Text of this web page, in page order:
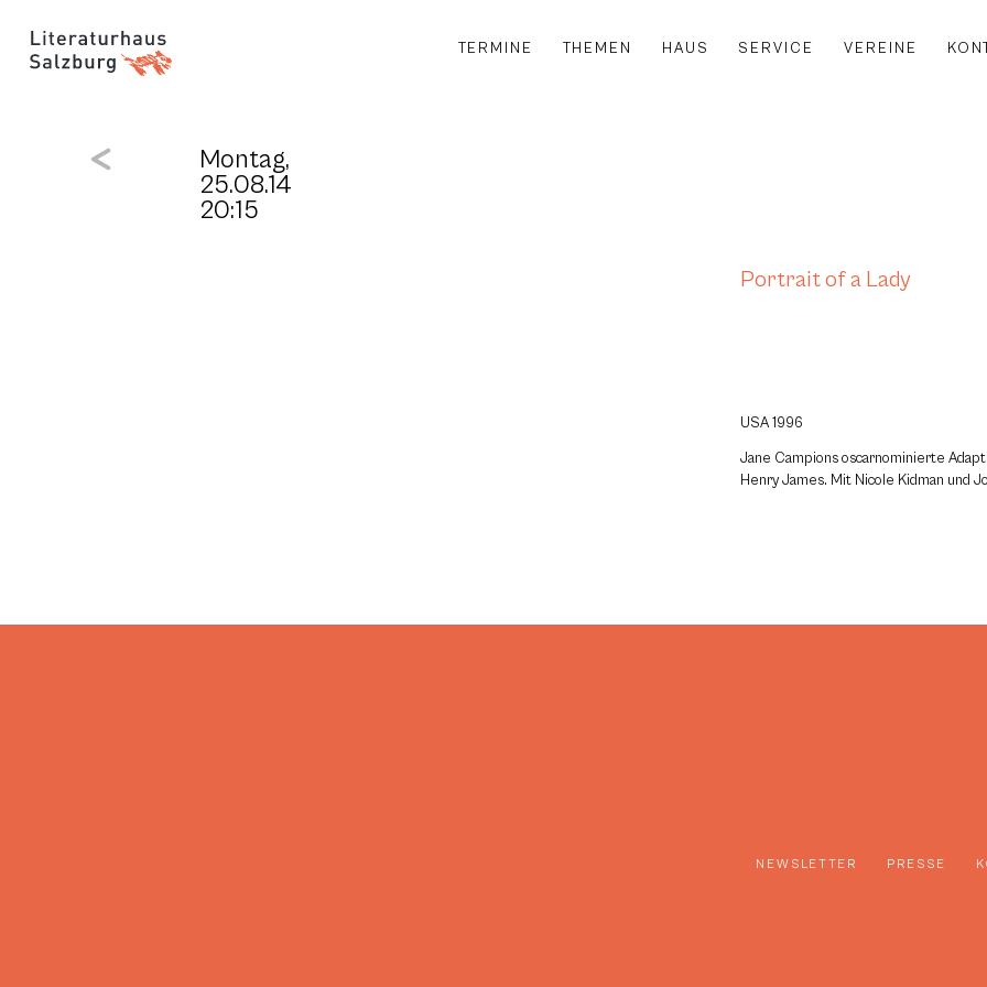
TERMINE THEMEN HAUS SERVICE VEREINE
Montag,
25.08.14
20:15
Portrait of a Lady
USA 1996
Jane Campions oscarnominierte
Henry James. Mit Nicole Kidman und
NEWSLETTER PRESSE